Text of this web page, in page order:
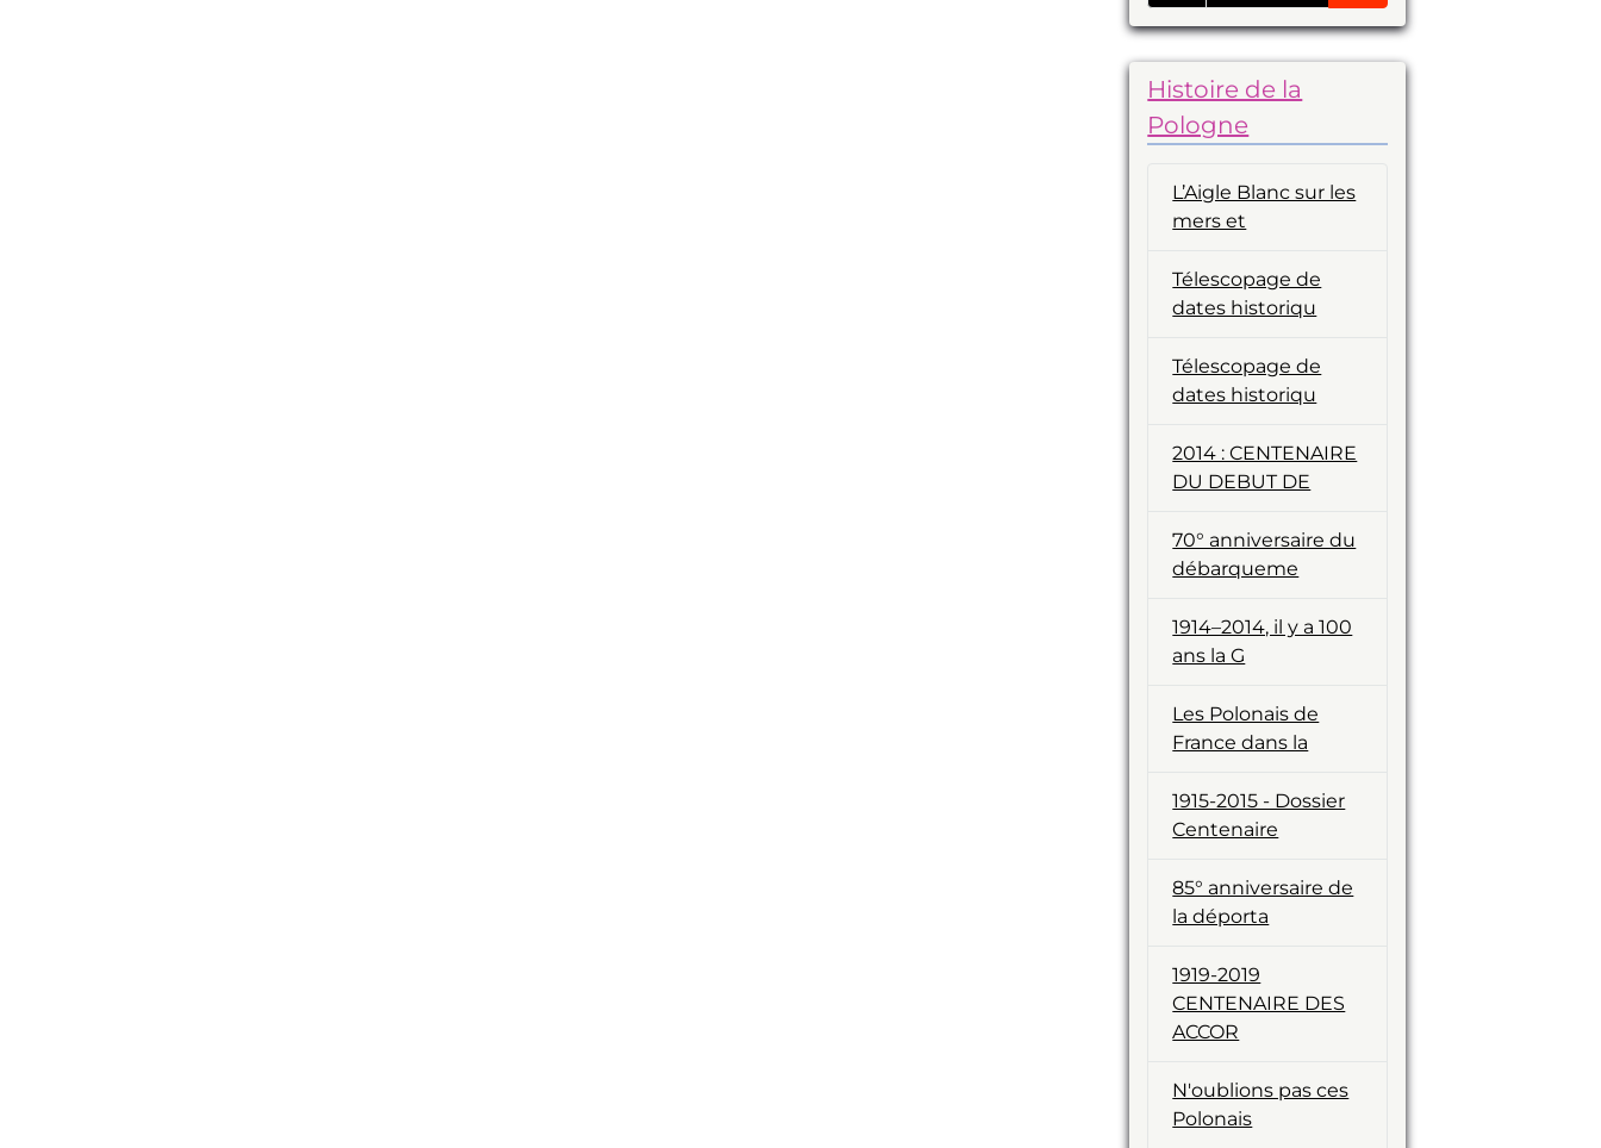
Histoire de la
Pologne
L’Aigle Blanc sur les
mers et
Télescopage de
dates historiqu
Télescopage de
dates historiqu
2014 : CENTENAIRE
DU DEBUT DE
70° anniversaire du
débarqueme
1914–2014, il y a 100
ans la G
Les Polonais de
France dans la
1915-2015 - Dossier
Centenaire
85° anniversaire de
la déporta
1919-2019
CENTENAIRE DES
ACCOR
N'oublions pas ces
Polonais